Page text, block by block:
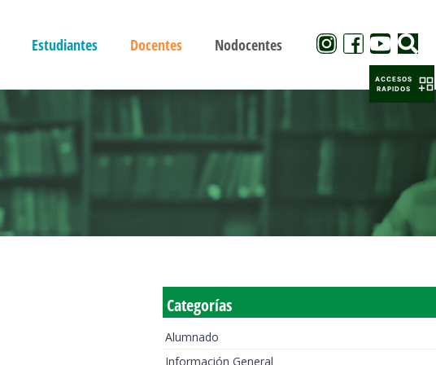
Estudiantes Docentes Nodocentes
Categorías
Alumnado
Información General
ACCESOS
RAPIDOS